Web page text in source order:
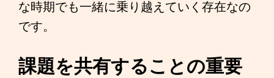
な時期でも一緒に乗り越えていく存在なの
です。
課題を共有することの重要